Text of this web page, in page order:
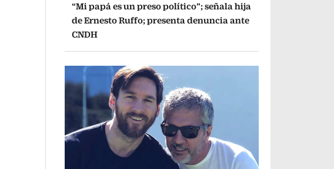
“Mi papá es un preso político”; señala hija
de Ernesto Ruffo; presenta denuncia ante
CNDH